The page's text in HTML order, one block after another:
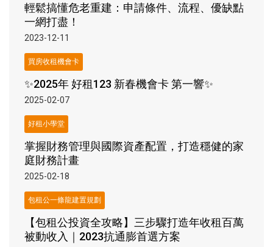
輕鬆搞懂危老重建：申請條件、流程、優缺點
一網打盡！
2023-12-11
買房收租機會卡
✨2025年 好租123 新春機會卡 第一響✨
2025-02-07
好租小學堂
掌握財務管理與國際資產配置，打造穩健的家
庭財務計畫
2025-02-18
包租公一條龍建置規劃
【包租公投資全攻略】三步驟打造年收租百萬
被動收入｜2023抗通膨首選方案